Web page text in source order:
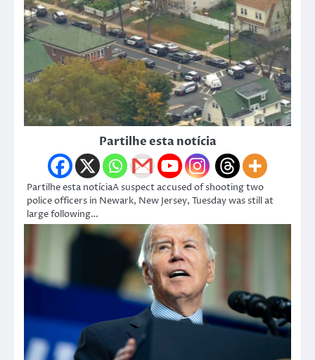
Partilhe esta notícia
Partilhe esta notíciaA suspect accused of shooting two
police officers in Newark, New Jersey, Tuesday was still at
large following…